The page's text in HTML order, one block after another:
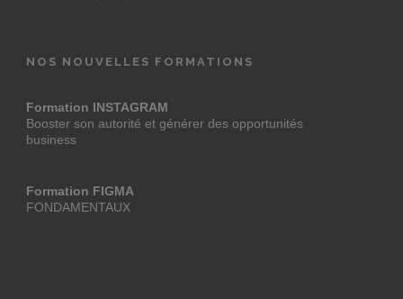
NOS NOUVELLES FORMATIONS
Formation INSTAGRAM
Booster son autorité et générer des opportunités
business
Formation FIGMA
FONDAMENTAUX